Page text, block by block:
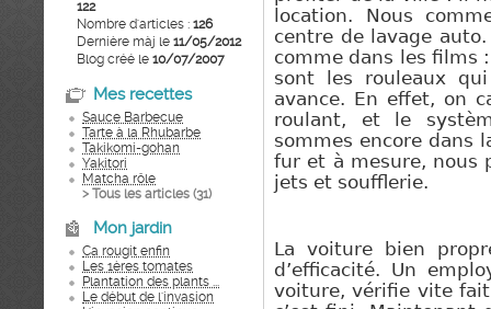
122
Nombre d'articles : 126
Dernière màj le 11/05/2012
Blog créé le 10/07/2007
Mes recettes
Sauce Barbecue
Tarte à la Rhubarbe
Takikomi-gohan
Yakitori
Matcha rôle
> Tous les articles (31)
Mon jardin
Ca rougit enfin
Les 1ères tomates
Plantation des plants ...
Le début de l'invasion
location. Nous
centre de lavage auto.
comme dans les films
sont les rouleaux
avance. En effet, on
roulant, et le
sommes encore dans
fur et à mesure, nous
jets et soufflerie.
La voiture bien
d’efficacité. Un
voiture, vérifie vite